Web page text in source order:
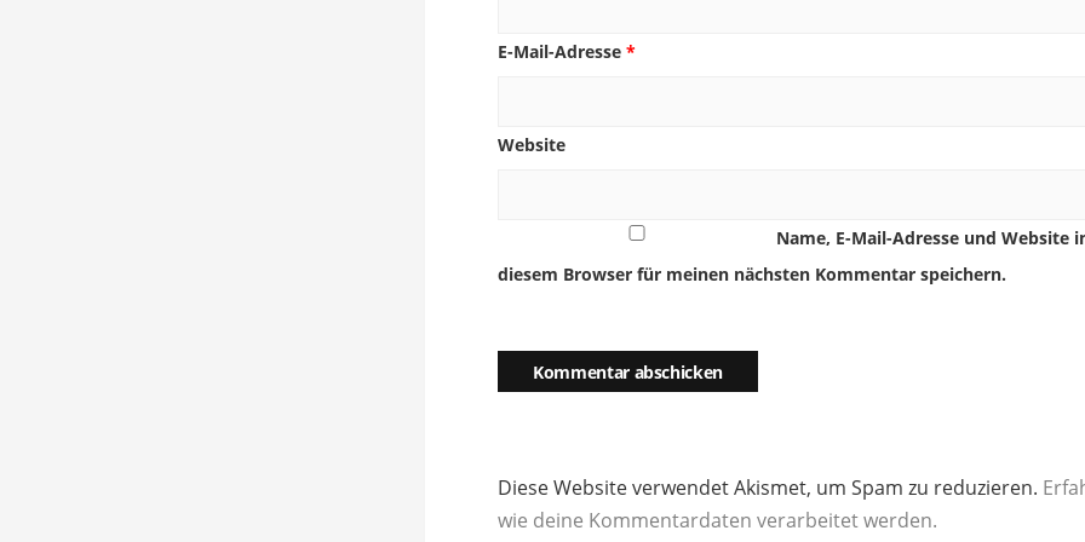
E-Mail-Adresse *
Website
Name, E-Mail-Adresse und Website
diesem Browser für meinen nächsten Kommentar speichern.
Diese Website verwendet Akismet, um Spam zu reduzieren.
wie deine Kommentardaten verarbeitet werden.